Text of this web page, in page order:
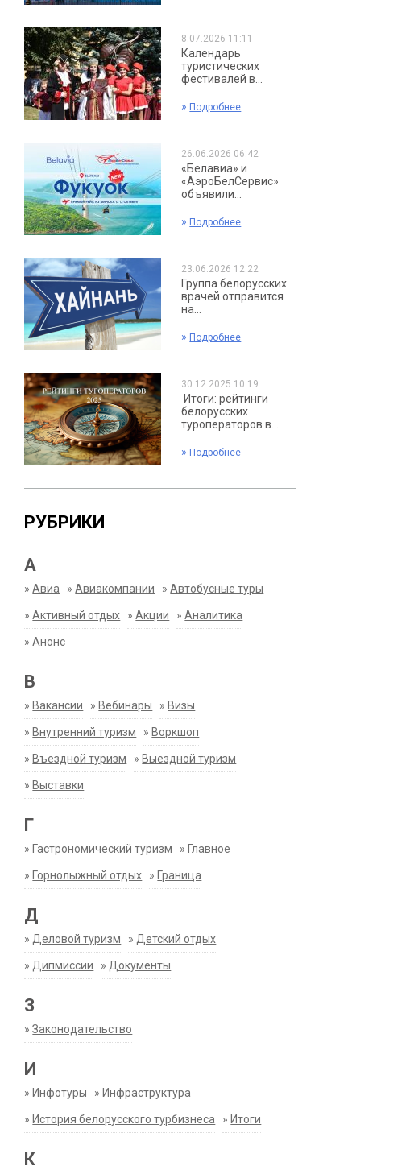
8.07.2026 11:11
Календарь
туристических
фестивалей в...
» Подробнее
26.06.2026 06:42
«Белавиа» и
«АэроБелСервис»
объявили...
» Подробнее
23.06.2026 12:22
Группа белорусских
врачей отправится
на...
» Подробнее
30.12.2025 10:19
Итоги: рейтинги
белорусских
туроператоров в...
» Подробнее
РУБРИКИ
А
»Авиа »Авиакомпании »Автобусные туры
»Активный отдых »Акции »Аналитика
»Анонс
В
» Вакансии » Вебинары » Визы
» Внутренний туризм » Воркшоп
» Въездной туризм » Выездной туризм
» Выставки
Г
» Гастрономический туризм » Главное
» Горнолыжный отдых » Граница
Д
» Деловой туризм » Детский отдых
» Дипмиссии » Документы
З
»Законодательство
И
» Инфотуры » Инфраструктура
» История белорусского турбизнеса » Итоги
К